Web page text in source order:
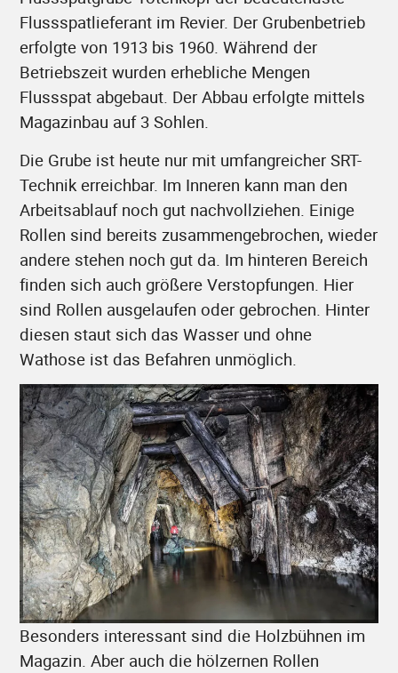
Flussspatlieferant im Revier. Der Grubenbetrieb
erfolgte von 1913 bis 1960. Während der
Betriebszeit wurden erhebliche Mengen
Flussspat abgebaut. Der Abbau erfolgte mittels
Magazinbau auf 3 Sohlen.
Die Grube ist heute nur mit umfangreicher SRT-
Technik erreichbar. Im Inneren kann man den
Arbeitsablauf noch gut nachvollziehen. Einige
Rollen sind bereits zusammengebrochen, wieder
andere stehen noch gut da. Im hinteren Bereich
finden sich auch größere Verstopfungen. Hier
sind Rollen ausgelaufen oder gebrochen. Hinter
diesen staut sich das Wasser und ohne
Wathose ist das Befahren unmöglich.
Besonders interessant sind die Holzbühnen im
Magazin. Aber auch die hölzernen Rollen